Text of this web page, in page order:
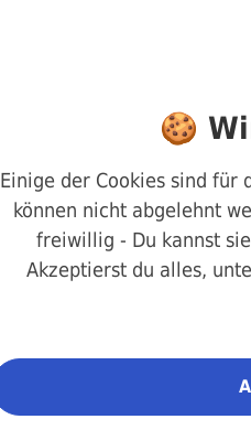
🍪
Einige der Cookies sind für
können nicht abgelehnt
freiwillig - Du kannst
Akzeptierst du alles,